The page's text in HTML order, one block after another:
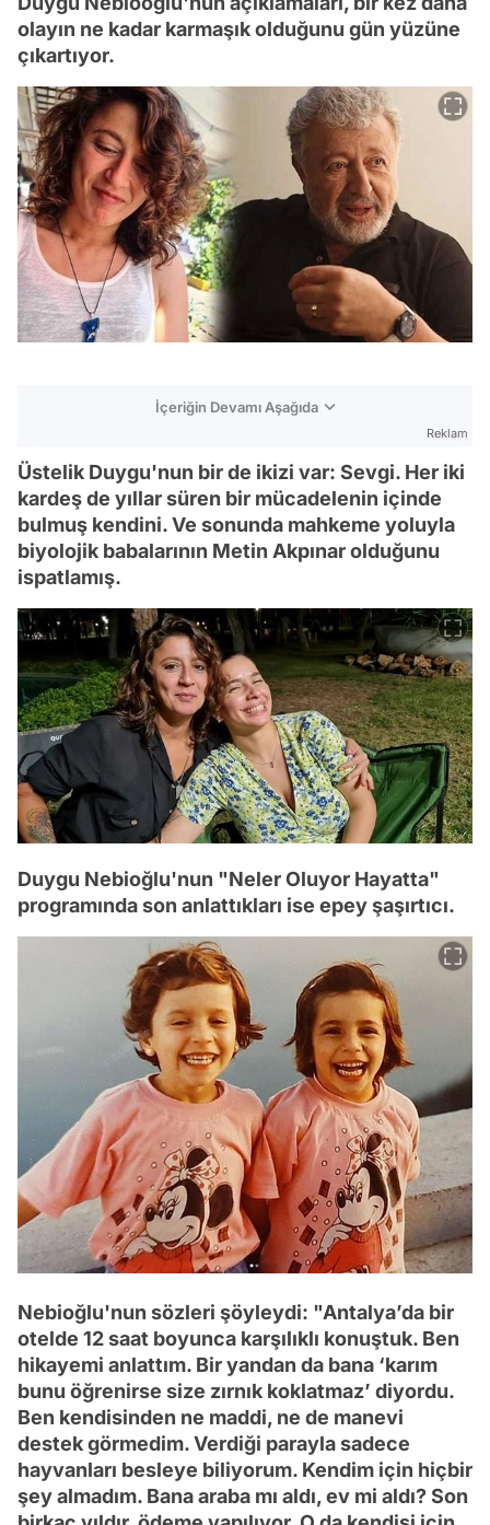
olayın ne kadar karmaşık olduğunu gün yüzüne
çıkartıyor.
İçeriğin Devamı Aşağıda
Reklam
Üstelik Duygu'nun bir de ikizi var: Sevgi. Her iki
kardeş de yıllar süren bir mücadelenin içinde
bulmuş kendini. Ve sonunda mahkeme yoluyla
biyolojik babalarının Metin Akpınar olduğunu
ispatlamış.
Duygu Nebioğlu'nun "Neler Oluyor Hayatta"
programında son anlattıkları ise epey şaşırtıcı.
Nebioğlu'nun sözleri şöyleydi: "Antalya’da bir
otelde 12 saat boyunca karşılıklı konuştuk. Ben
hikayemi anlattım. Bir yandan da bana ‘karım
bunu öğrenirse size zırnık koklatmaz’ diyordu.
Ben kendisinden ne maddi, ne de manevi
destek görmedim. Verdiği parayla sadece
hayvanları besleye biliyorum. Kendim için hiçbir
şey almadım. Bana araba mı aldı, ev mi aldı? Son